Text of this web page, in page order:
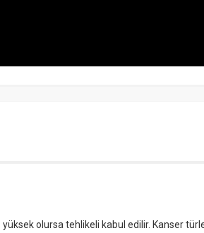
olursa tehlikeli kabul edilir. Kanser